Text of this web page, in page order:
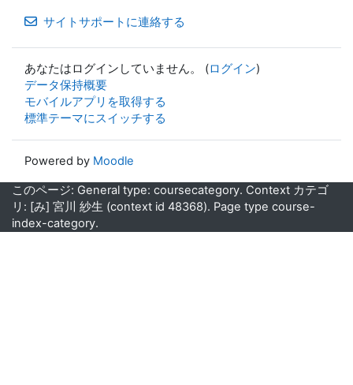
サイトサポートに連絡する
あなたはログインしていません。 (ログイン)
データ保持概要
モバイルアプリを取得する
標準テーマにスイッチする
Powered by Moodle
このページ: General type: coursecategory. Context カテゴ
リ: [み] 宮川 紗生 (context id 48368). Page type course-
index-category.